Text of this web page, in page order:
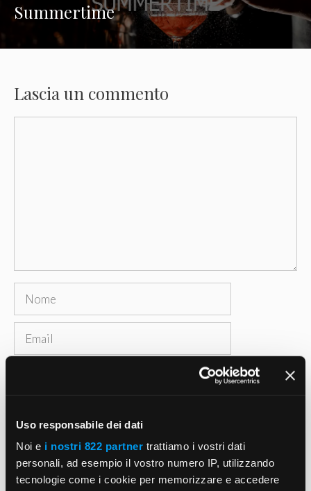
Uso responsabile dei dati
Noi e i nostri 822 partner trattiamo i vostri dati
personali, ad esempio il vostro numero IP, utilizzando
tecnologie come i cookie per memorizzare e accedere
Summertime
Lascia un commento
Nome
Email
browser per la prossima volta che commento.